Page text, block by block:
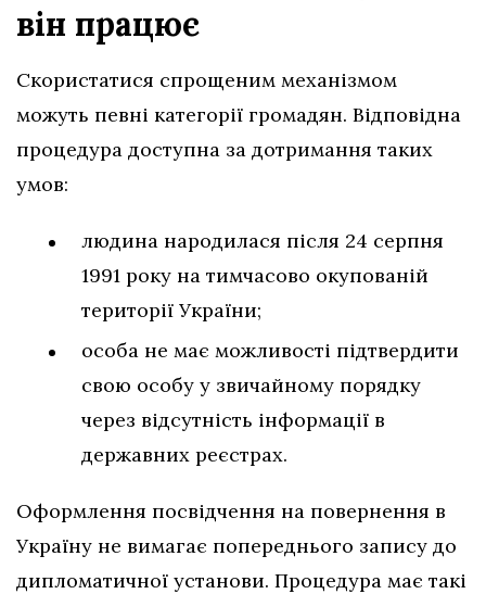
він працює
Скористатися спрощеним механізмом
можуть певні категорії громадян. Відповідна
процедура доступна за дотримання таких
умов:
людина народилася після 24 серпня
1991 року на тимчасово окупованій
території України;
особа не має можливості підтвердити
свою особу у звичайному порядку
через відсутність інформації в
державних реєстрах.
Оформлення посвідчення на повернення в
Україну не вимагає попереднього запису до
дипломатичної установи. Процедура має такі